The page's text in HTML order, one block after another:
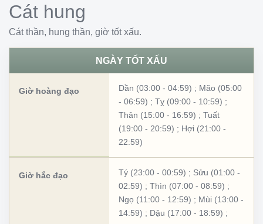
Cát hung
Cát thần, hung thần, giờ tốt xấu.
NGÀY TỐT XẤU
Giờ hoàng đạo Dần (03:00 - 04:59) ; Mão (05:00
- 06:59) ; Tỵ (09:00 - 10:59) ;
Thân (15:00 - 16:59) ; Tuất
(19:00 - 20:59) ; Hợi (21:00 -
22:59)
Giờ hắc đạo Tý (23:00 - 00:59) ; Sửu (01:00 -
02:59) ; Thìn (07:00 - 08:59) ;
Ngọ (11:00 - 12:59) ; Mùi (13:00 -
14:59) ; Dậu (17:00 - 18:59) ;